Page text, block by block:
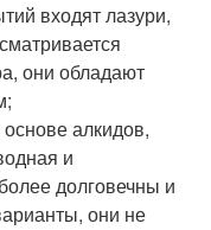
входят лазури,
они обладают
алкидов,
и
долговечны и
они не